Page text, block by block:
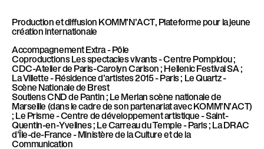
Production et diffusion KOMM’N’ACT, Plateforme pour la jeune
création internationale
AccompagnementExtra - Pôle
CoproductionsLes spectacles vivants - Centre Pompidou ;
CDC-Atelier de Paris-Carolyn Carlson ; Hellenic Festival SA ;
La Villette - Résidence d’artistes 2015 - Paris ; Le Quartz -
Scène Nationale de Brest
SoutiensCND de Pantin ; Le Merlan scène nationale de
Marseille (dans le cadre de son partenariat avec KOMM’N’ACT)
; Le Prisme - Centre de développement artistique - Saint-
Quentin-en-Yvelines ; Le Carreau du Temple - Paris ; La DRAC
d’Île-de-France - Ministère de la Culture et de la
Communication